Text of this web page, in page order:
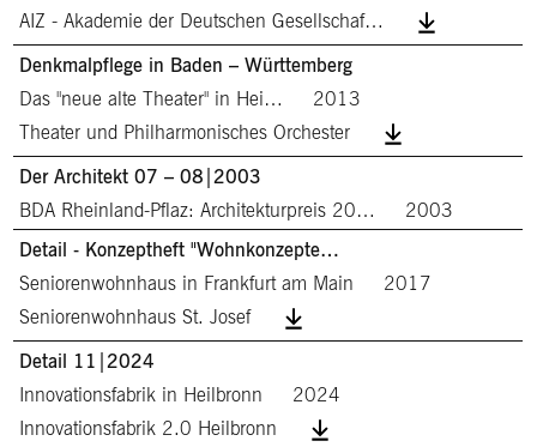
AIZ - Akademie der Deutschen Gesellschaf…
Denkmalpflege in Baden – Württemberg
Das "neue alte Theater" in Hei…
2013
Theater und Philharmonisches Orchester
Der Architekt 07 – 08|2003
BDA Rheinland-Pflaz: Architekturpreis 20…
2003
Detail - Konzeptheft "Wohnkonzepte…
Seniorenwohnhaus in Frankfurt am Main
2017
Seniorenwohnhaus St. Josef
Detail 11|2024
Innovationsfabrik in Heilbronn
2024
Innovationsfabrik 2.0 Heilbronn